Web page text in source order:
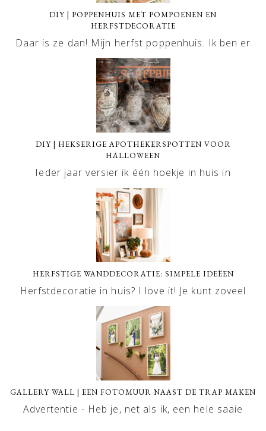
DIY | POPPENHUIS MET POMPOENEN EN
HERFSTDECORATIE
Daar is ze dan! Mijn herfst poppenhuis. Ik ben er
DIY | HEKSERIGE APOTHEKERSPOTTEN VOOR
HALLOWEEN
Ieder jaar versier ik één hoekje in huis in
HERFSTIGE WANDDECORATIE: SIMPELE IDEËEN
Herfstdecoratie in huis? I love it! Je kunt zoveel
GALLERY WALL | EEN FOTOMUUR NAAST DE TRAP MAKEN
Advertentie - Heb je, net als ik, een hele saaie